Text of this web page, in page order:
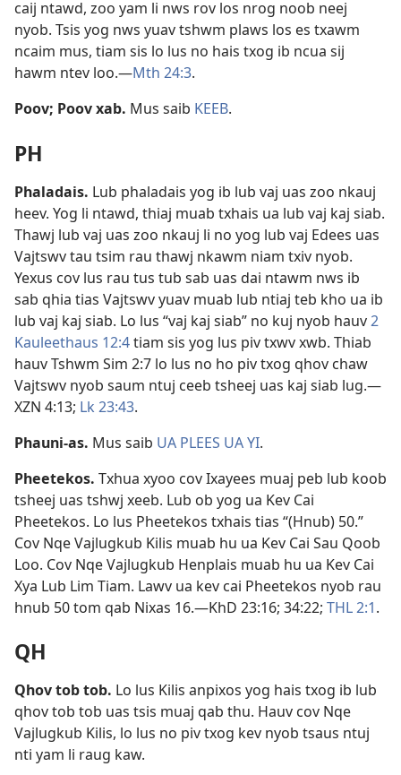
caij ntawd, zoo yam li nws rov los nrog noob neej
nyob. Tsis yog nws yuav tshwm plaws los es txawm
ncaim mus, tiam sis lo lus no hais txog ib ncua sij
hawm ntev loo.​—Mth 24:3.
Poov; Poov xab. Mus saib KEEB.
PH
Phaladais. Lub phaladais yog ib lub vaj uas zoo nkauj
heev. Yog li ntawd, thiaj muab txhais ua lub vaj kaj siab.
Thawj lub vaj uas zoo nkauj li no yog lub vaj Edees uas
Vajtswv tau tsim rau thawj nkawm niam txiv nyob.
Yexus cov lus rau tus tub sab uas dai ntawm nws ib
sab qhia tias Vajtswv yuav muab lub ntiaj teb kho ua ib
lub vaj kaj siab. Lo lus “vaj kaj siab” no kuj nyob hauv2
Kauleethaus 12:4tiam sis yog lus piv txwv xwb. Thiab
hauvTshwm Sim 2:7 lo lus no ho piv txog qhov chaw
Vajtswv nyob saum ntuj ceeb tsheej uas kaj siab lug.​—
XZN 4:13; Lk 23:43.
Phauni-as. Mus saib UA PLEES UA YI.
Pheetekos. Txhua xyoo cov Ixayees muaj peb lub koob
tsheej uas tshwj xeeb. Lub ob yog ua Kev Cai
Pheetekos. Lo lus Pheetekos txhais tias “(Hnub) 50.”
Cov Nqe Vajlugkub Kilis muab hu ua Kev Cai Sau Qoob
Loo. Cov Nqe Vajlugkub Henplais muab hu ua Kev Cai
Xya Lub Lim Tiam. Lawv ua kev cai Pheetekos nyob rau
hnub 50 tom qab Nixas 16.​—KhD 23:16; 34:22; THL 2:1.
QH
Qhov tob tob. Lo lus Kilis anpixos yog hais txog ib lub
qhov tob tob uas tsis muaj qab thu. Hauv cov Nqe
Vajlugkub Kilis, lo lus no piv txog kev nyob tsaus ntuj
nti yam li raug kaw.